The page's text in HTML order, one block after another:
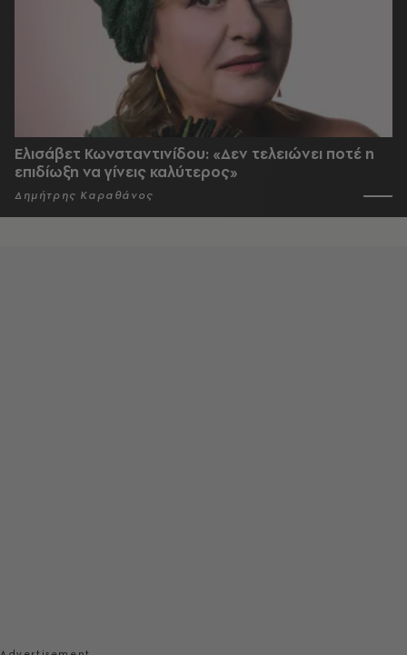
Ελισάβετ Κωνσταντινίδου: «Δεν τελειώνει ποτέ η
επιδίωξη να γίνεις καλύτερος»
Δημήτρης Καραθάνος